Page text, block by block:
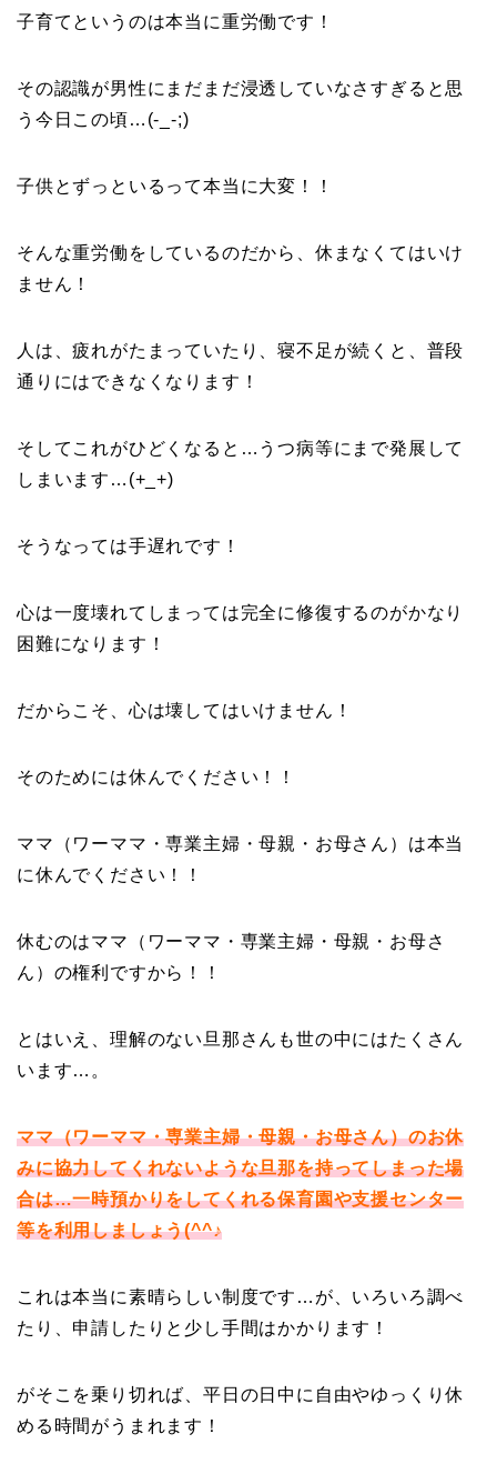
子育てというのは本当に重労働です！
その認識が男性にまだまだ浸透していなさすぎると思
う今日この頃…(-_-;)
子供とずっといるって本当に大変！！
そんな重労働をしているのだから、休まなくてはいけ
ません！
人は、疲れがたまっていたり、寝不足が続くと、普段
通りにはできなくなります！
そしてこれがひどくなると…うつ病等にまで発展して
しまいます…(+_+)
そうなっては手遅れです！
心は一度壊れてしまっては完全に修復するのがかなり
困難になります！
だからこそ、心は壊してはいけません！
そのためには休んでください！！
ママ（ワーママ・専業主婦・母親・お母さん）は本当
に休んでください！！
休むのはママ（ワーママ・専業主婦・母親・お母さ
ん）の権利ですから！！
とはいえ、理解のない旦那さんも世の中にはたくさん
います…。
ママ（ワーママ・専業主婦・母親・お母さん）のお休
みに協力してくれないような旦那を持ってしまった場
合は…一時預かりをしてくれる保育園や支援センター
等を利用しましょう(^^♪
これは本当に素晴らしい制度です…が、いろいろ調べ
たり、申請したりと少し手間はかかります！
がそこを乗り切れば、平日の日中に自由やゆっくり休
める時間がうまれます！